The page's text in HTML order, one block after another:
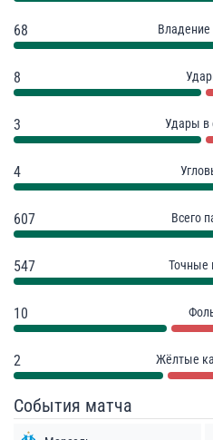
68
8
3 Удары в
4
607 Всего
547 Точные
10
2 Жёлтые
События матча